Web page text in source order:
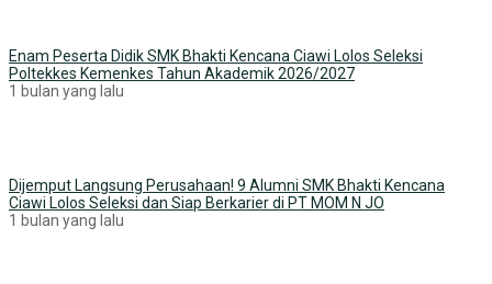
Enam Peserta Didik SMK Bhakti Kencana Ciawi Lolos Seleksi
Poltekkes Kemenkes Tahun Akademik 2026/2027
1 bulan yang lalu
Dijemput Langsung Perusahaan! 9 Alumni SMK Bhakti Kencana
Ciawi Lolos Seleksi dan Siap Berkarier di PT MOM N JO
1 bulan yang lalu